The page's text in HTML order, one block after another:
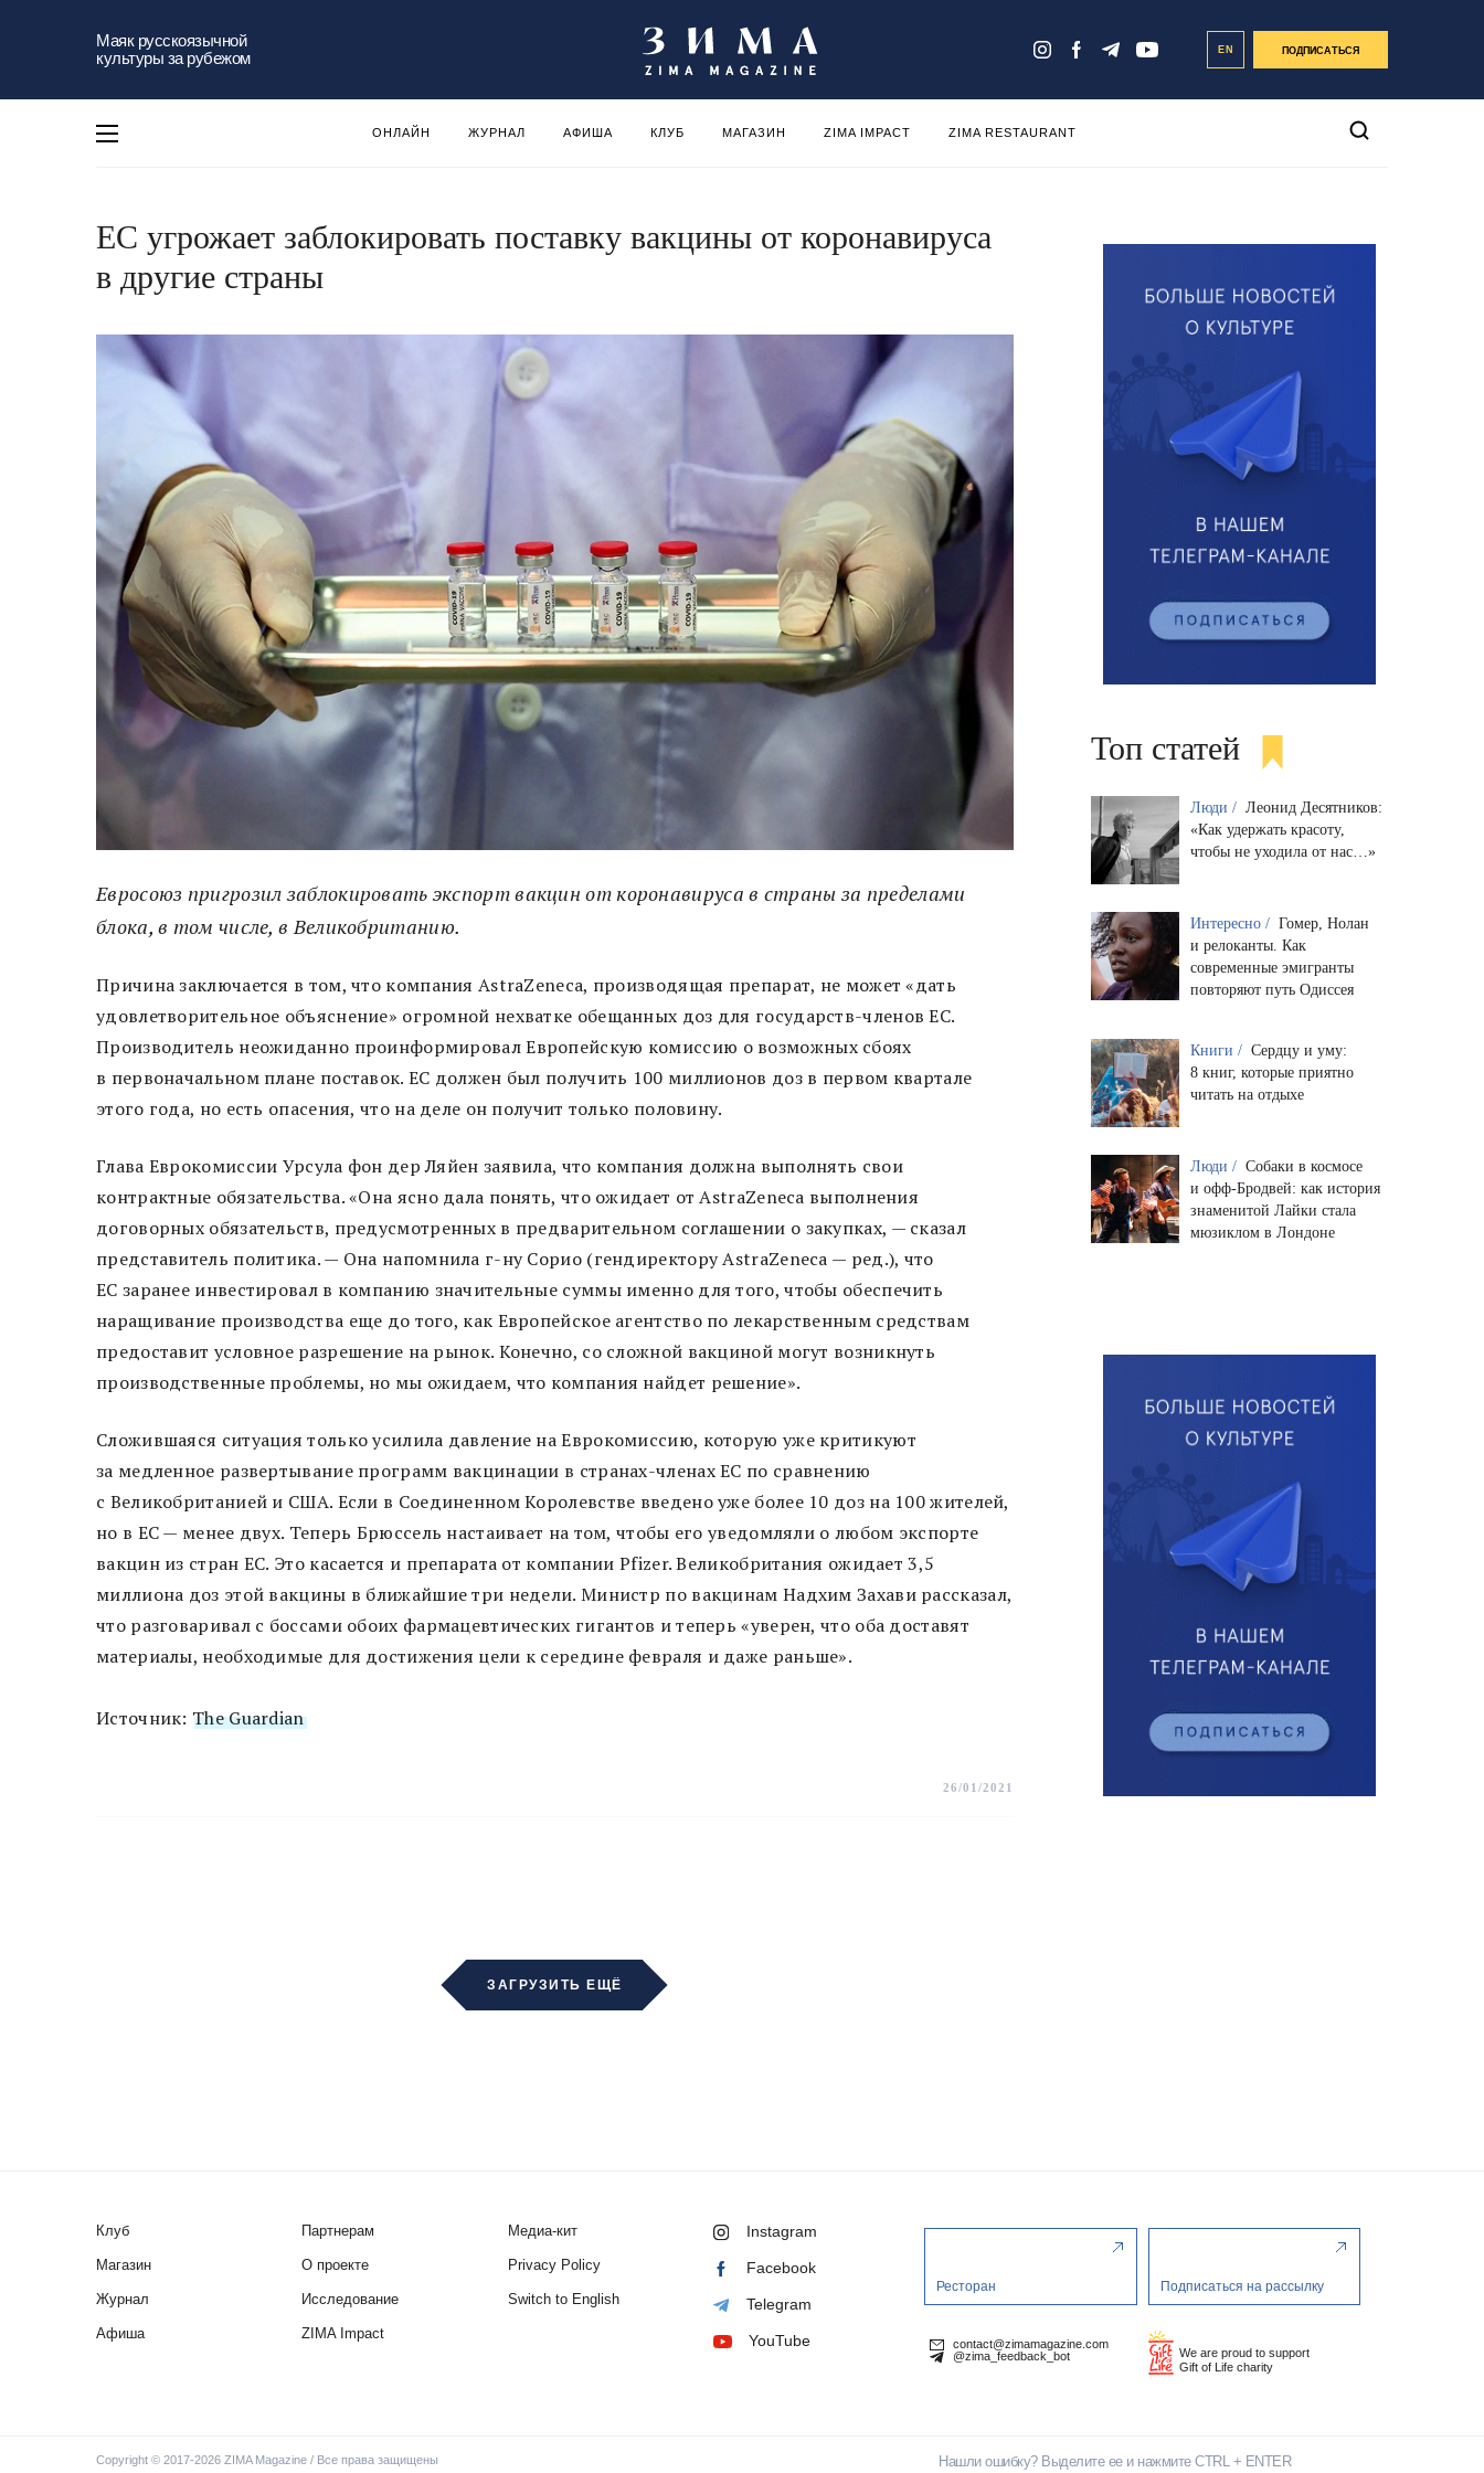
Маяк русскоязычной
культуры за рубежом
EN ПОДПИСАТЬСЯ
ОНЛАЙН ЖУРНАЛ АФИША КЛУБ МАГАЗИН ZIMA IMPACT ZIMA RESTAURANT
ЕС угрожает заблокировать поставку вакцины от коронавируса
в другие страны
Евросоюз пригрозил заблокировать экспорт вакцин от коронавируса в страны за пределами
блока, в том числе, в Великобританию.
Причина заключается в том, что компания AstraZeneca, производящая препарат, не может «дать
удовлетворительное объяснение» огромной нехватке обещанных доз для государств-членов ЕС.
Производитель неожиданно проинформировал Европейскую комиссию о возможных сбоях
в первоначальном плане поставок. ЕС должен был получить 100 миллионов доз в первом квартале
этого года, но есть опасения, что на деле он получит только половину.
Глава Еврокомиссии Урсула фон дер Ляйен заявила, что компания должна выполнять свои
контрактные обязательства. «Она ясно дала понять, что ожидает от AstraZeneca выполнения
договорных обязательств, предусмотренных в предварительном соглашении о закупках, — сказал
представитель политика. — Она напомнила г-ну Сорио (гендиректору AstraZeneca — ред.), что
ЕС заранее инвестировал в компанию значительные суммы именно для того, чтобы обеспечить
наращивание производства еще до того, как Европейское агентство по лекарственным средствам
предоставит условное разрешение на рынок. Конечно, со сложной вакциной могут возникнуть
производственные проблемы, но мы ожидаем, что компания найдет решение».
Сложившаяся ситуация только усилила давление на Еврокомиссию, которую уже критикуют
за медленное развертывание программ вакцинации в странах-членах ЕС по сравнению
с Великобританией и США. Если в Соединенном Королевстве введено уже более 10 доз на 100 жителей,
но в ЕС — менее двух. Теперь Брюссель настаивает на том, чтобы его уведомляли о любом экспорте
вакцин из стран ЕС. Это касается и препарата от компании Pfizer. Великобритания ожидает 3,5
миллиона доз этой вакцины в ближайшие три недели. Министр по вакцинам Надхим Захави рассказал,
что разговаривал с боссами обоих фармацевтических гигантов и теперь «уверен, что оба доставят
материалы, необходимые для достижения цели к середине февраля и даже раньше».
Источник: The Guardian
26/01/2021
ЗАГРУЗИТЬ ЕЩЁ
Топ статей
Люди / Леонид Десятников:
«Как удержать красоту,
чтобы не уходила от нас…»
Интересно / Гомер, Нолан
и релоканты. Как
современные эмигранты
повторяют путь Одиссея
Книги / Сердцу и уму:
8 книг, которые приятно
читать на отдыхе
Люди / Собаки в космосе
и офф-Бродвей: как история
знаменитой Лайки стала
мюзиклом в Лондоне
Клуб
Магазин
Журнал
Афиша
Партнерам
О проекте
Исследование
ZIMA Impact
Медиа-кит
Privacy Policy
Switch to English
Instagram
Facebook
Telegram
YouTube
Ресторан Подписаться на рассылку
contact@zimamagazine.com
@zima_feedback_bot
We are proud to support
Gift of Life charity
Copyright © 2017-2026 ZIMA Magazine / Все права защищены Нашли ошибку? Выделите ее и нажмите CTRL + ENTER